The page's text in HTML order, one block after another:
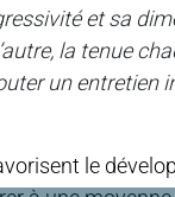
et sa
la tenue
un entretien